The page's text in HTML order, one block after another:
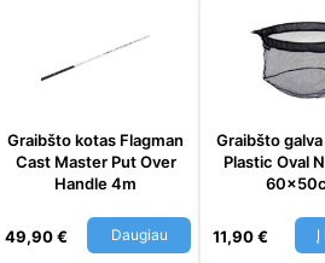
Graibšto kotas Flagman
Cast Master Put Over
Handle 4m
49,90€ Daugiau
Graibšto
Plastic Oval
11,90€ Į